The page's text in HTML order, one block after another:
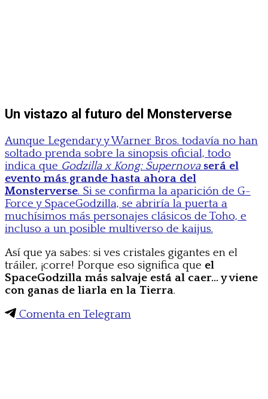
Un vistazo al futuro del Monsterverse
Aunque Legendary y Warner Bros. todavía no han
soltado prenda sobre la sinopsis oficial, todo
indica que Godzilla x Kong: Supernova será el
evento más grande hasta ahora del
Monsterverse. Si se confirma la aparición de G-
Force y SpaceGodzilla, se abriría la puerta a
muchísimos más personajes clásicos de Toho, e
incluso a un posible multiverso de kaijus.
Así que ya sabes: si ves cristales gigantes en el
tráiler, ¡corre! Porque eso significa que el
SpaceGodzilla más salvaje está al caer… y viene
con ganas de liarla en la Tierra.
Comenta en Telegram